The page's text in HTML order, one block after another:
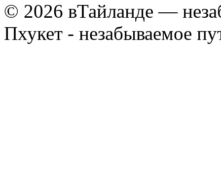
© 2026 вТайланде —
Пхукет - незабываемое